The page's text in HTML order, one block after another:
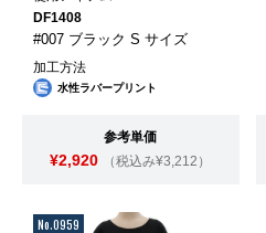
DF1408
#007 ブラック S サイズ
加工方法
水性ラバープリント
参考単価
¥2,920 （税込み¥3,212）
No.0959